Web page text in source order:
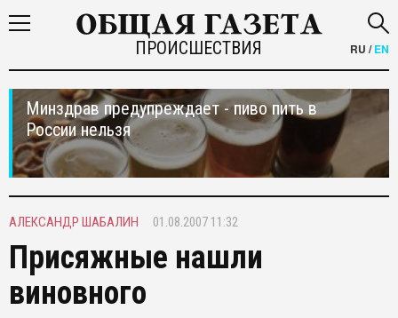
ПРОИСШЕСТВИЯ RU /EN
Минздрав предупреждает - пиво пить в
России нельзя
АЛЕКСАНДР ШАБАЛИН 01.08.2007 11:32
Присяжные нашли
виновного